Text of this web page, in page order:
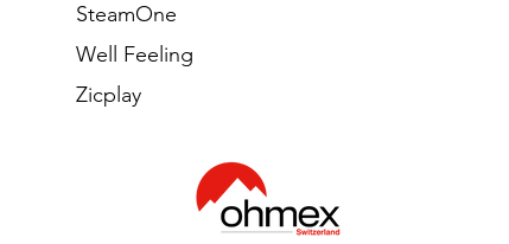
SteamOne
Well Feeling
Zicplay